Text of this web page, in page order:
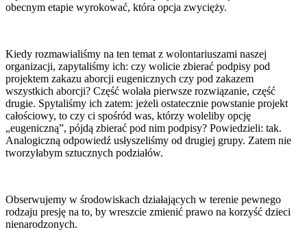
obecnym etapie wyrokować, która opcja zwycięży.
Kiedy rozmawialiśmy na ten temat z wolontariuszami naszej
organizacji, zapytaliśmy ich: czy wolicie zbierać podpisy pod
projektem zakazu aborcji eugenicznych czy pod zakazem
wszystkich aborcji? Część wolała pierwsze rozwiązanie, część
drugie. Spytaliśmy ich zatem: jeżeli ostatecznie powstanie projekt
całościowy, to czy ci spośród was, którzy woleliby opcję
„eugeniczną”, pójdą zbierać pod nim podpisy? Powiedzieli: tak.
Analogiczną odpowiedź usłyszeliśmy od drugiej grupy. Zatem nie
tworzyłabym sztucznych podziałów.
Obserwujemy w środowiskach działających w terenie pewnego
rodzaju presję na to, by wreszcie zmienić prawo na korzyść dzieci
nienarodzonych.